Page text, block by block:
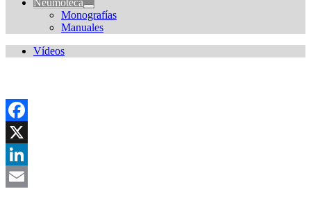
Neumoteca
Monografías
Manuales
Vídeos
Facebook
X
LinkedIn